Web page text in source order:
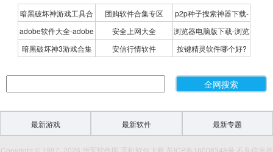
暗黑破坏神游戏工具合
集
团购软件合集专区
p2p种子搜索神器下载-
P2P种子搜索神器专题
adobe软件大全-adobe
全系列软件下载-adobe
安全上网大全
浏览器电脑版下载-浏览
器下载合集
暗黑破坏神3游戏合集 安信行情软件
按键精灵软件哪个好?
最新游戏 最新软件 最新专题
Copyright © 1997- 2026 华军软件园 手机软件下载 苏ICP备16008348号 不良信息举